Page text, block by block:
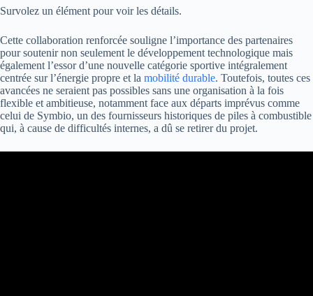
Survolez un élément pour voir les détails.
Cette collaboration renforcée souligne l’importance des partenaires
pour soutenir non seulement le développement technologique mais
également l’essor d’une nouvelle catégorie sportive intégralement
centrée sur l’énergie propre et la mobilité durable. Toutefois, toutes ces
avancées ne seraient pas possibles sans une organisation à la fois
flexible et ambitieuse, notamment face aux départs imprévus comme
celui de Symbio, un des fournisseurs historiques de piles à combustible
qui, à cause de difficultés internes, a dû se retirer du projet.